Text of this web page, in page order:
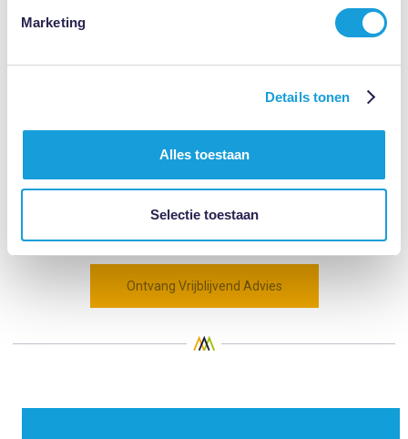
Marketing
Details tonen
Alles toestaan
Selectie toestaan
Hoge Klantentevredenheidscijfers
Ontvang Vrijblijvend Advies